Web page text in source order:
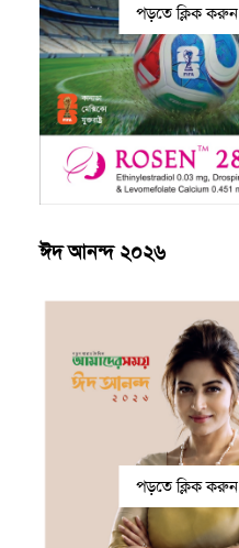
পড়তে ক্লিক করুন
ঈদ আনন্দ ২০২৬
পড়তে ক্লিক করুন